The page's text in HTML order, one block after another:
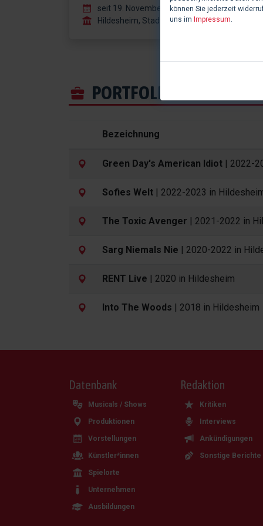
seit 19. November 2022
Hildesheim, Stadttheater
PORTFOLIO
Bezeichnung
Green Day's American Idiot | 2022-
Sofies Welt | 2022-2023 in
The Toxic Avenger | 2021-2022 in
Sarg Niemals Nie | 2020-2022 in
RENT Live | 2020 in Hildesheim
Into The Woods | 2018 in Hildesheim
Datenbank
Musicals / Shows
Produktionen
Vorstellungen
Künstler*innen
Spielorte
Unternehmen
Ausbildungen
Redaktion
Kritiken
Interviews
Ankündigungen
Sonstige Berichte
können Sie jederzeit
uns im Impressum.